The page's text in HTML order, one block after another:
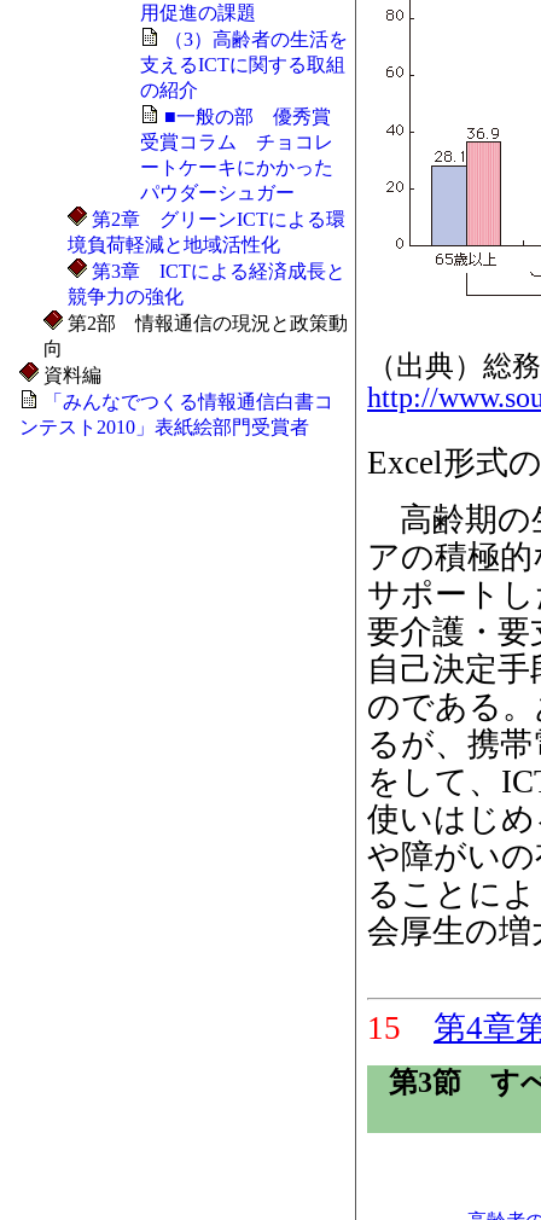
（出典）総
http://
Excel形式
高齢期の
アの積極
サポート
要介護・
自己決定
のである
るが、携
をして、
使いはじ
や障がい
ることに
会厚生の
15 第4章
第3節 す
用促進の課題
（3）高齢者の生活を
支えるICTに関する取組
の紹介
■一般の部 優秀賞
受賞コラム チョコレ
ートケーキにかかった
パウダーシュガー
第2章 グリーンICTによる環
境負荷軽減と地域活性化
第3章 ICTによる経済成長と
競争力の強化
第2部 情報通信の現況と政策動
向
資料編
「みんなでつくる情報通信白書コ
ンテスト2010」表紙絵部門受賞者